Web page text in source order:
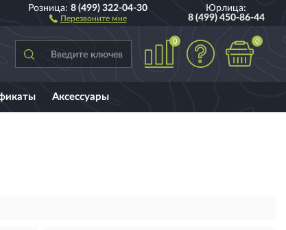
ПОЛНЫЙ
Розница:8 (499) 322-04-30
Перезвоните мне
Юрлица:
8 (499) 450-86-44
0 0
Аксессуары